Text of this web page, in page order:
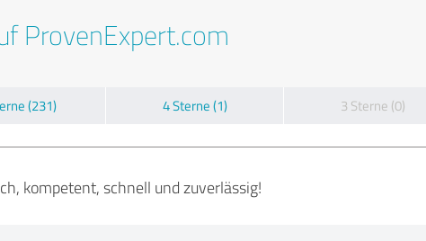
ProvenExpert.com
(231) 4 Sterne (1) 3 Sterne (0)
kompetent, schnell und zuverlässig!